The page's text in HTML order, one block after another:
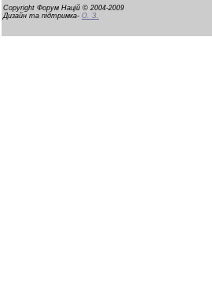
Copyright Форум Націй © 2004-2009
Дизайн та підтримка- О. З.